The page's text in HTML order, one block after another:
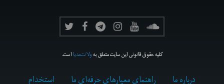
کلیه حقوق قانونی این سایت متعلق بهولانت‌مدیااست.